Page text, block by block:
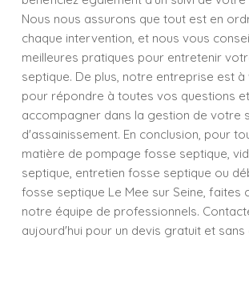
Nous nous assurons que tout est en
chaque intervention, et nous vous
meilleures pratiques pour entretenir
septique. De plus, notre entreprise est
pour répondre à toutes vos questions
accompagner dans la gestion de votre
d'assainissement. En conclusion, pour
matière de pompage fosse septique,
septique, entretien fosse septique ou
fosse septique Le Mee sur Seine, faites
notre équipe de professionnels.
aujourd'hui pour un devis gratuit et